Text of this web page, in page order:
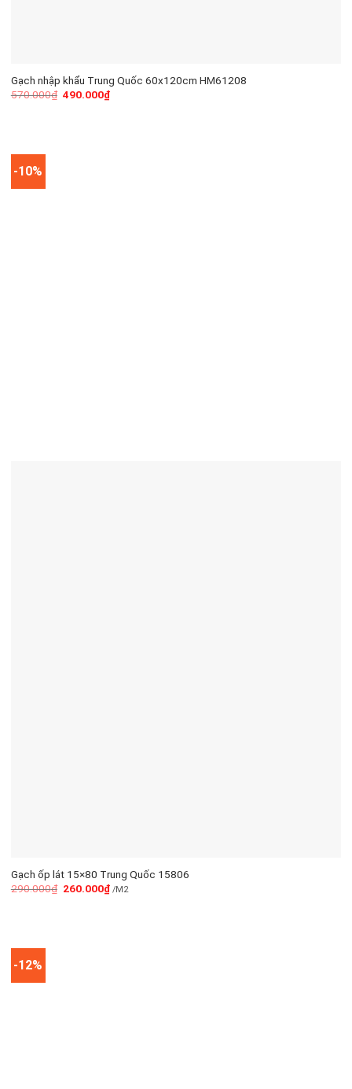
Gạch nhập khẩu Trung Quốc 60x120cm HM61208
570.000₫ 490.000₫
-10%
Gạch ốp lát 15×80 Trung Quốc 15806
290.000₫ 260.000₫/M2
-12%